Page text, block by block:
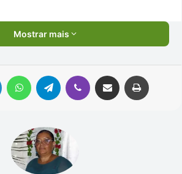
Mostrar mais
Linkedin WhatsAppTelegram Viber Compartilhar via e-mail